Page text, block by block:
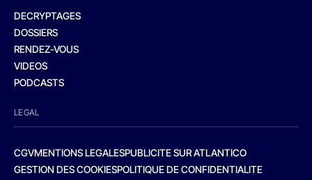
DECRYPTAGES
DOSSIERS
RENDEZ-VOUS
VIDEOS
PODCASTS
LEGAL
CGVMENTIONS LEGALESPUBLICITE SUR ATLANTICO
GESTION DES COOKIESPOLITIQUE DE CONFIDENTIALITE